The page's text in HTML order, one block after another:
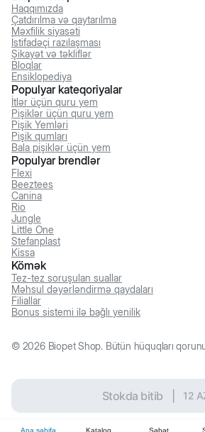
Stokda bitib 12
Haqqımızda
Çatdırılma və qaytarılma
Məxfilik siyasəti
İstifadəçi razılaşması
Şikayət və təkliflər
Bloqlar
Ensiklopediya
Populyar kateqoriyalar
İtlər üçün quru yem
Pişiklər üçün quru yem
Pişik Yemləri
Pişik qumları
Bala pişiklər üçün yem
Populyar brendlər
Flexi
Beeztees
Canina
Rio
Jungle
Little One
Stefanplast
Kissa
Kömək
Tez-tez soruşulan suallar
Məhsul dəyərləndirmə qaydaları
Filiallar
Bonus sistemi ilə bağlı yenilik
© 2026Biopet Shop. Bütün hüquqları
Ana səhifə Kataloq Səbət